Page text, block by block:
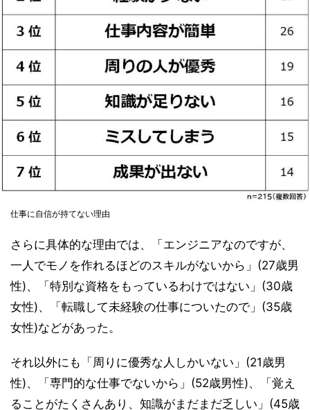
仕事に自信が持てない理由
さらに具体的な理由では、「エンジニアなのですが、
一人でモノを作れるほどのスキルがないから」(27歳男
性)、「特別な資格をもっているわけではない」(30歳
女性)、「転職して未経験の仕事についたので」(35歳
女性)などがあった。
それ以外にも「周りに優秀な人しかいない」(21歳男
性)、「専門的な仕事でないから」(52歳男性)、「覚え
ることがたくさんあり、知識がまだまだ乏しい」(45歳